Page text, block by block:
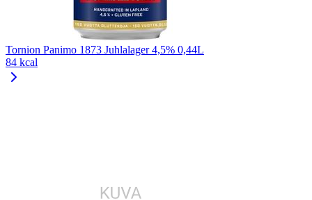
Tornion Panimo 1873 Juhlalager 4,5% 0,44L
84 kcal